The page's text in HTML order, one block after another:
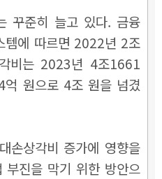
꾸준히 늘고 있다. 금융
템에 따르면 2022년 2조
비는 2023년 4조1661
원으로 4조 원을 넘겼
손상각비 증가에 영향을
부진을 막기 위한 방안으